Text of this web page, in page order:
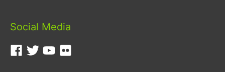
Social Media